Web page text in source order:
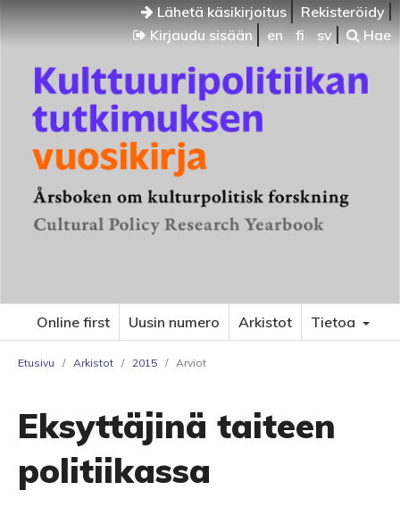
Lähetä käsikirjoitus
Rekisteröidy
Kirjaudu sisään
en fi sv Hae
Online first Uusin numero Arkistot Tietoa
Etusivu / Arkistot / 2015 / Arviot
Eksyttäjinä taiteen
politiikassa